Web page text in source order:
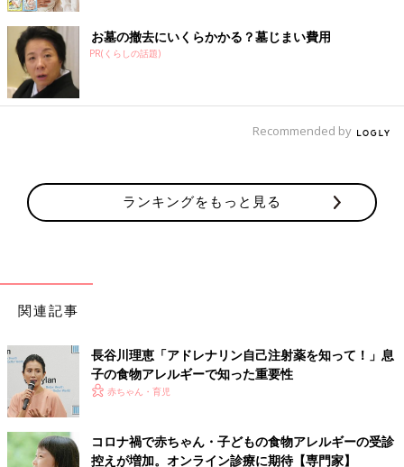
から数時間以内に複数の臓器や全身にあらわれる激しい急性（即
時型）のアレルギー反応のこと。
「アナフィラキシーショックは、アナフィラキシーによって血圧
の低下や意識障害を引き起こされたショック状態のことを指しま
しっかり打ち合わせを！
2012年東京都・調布市で粉チーズ入りのチヂミを食べた小学生
この事故を受け、アレルギー疾患のある子どもが集団生活を送る
前に園や学校に提出する、『学校生活管理指導表』が重要視され
「これは保護者が自己判断で記入するのではなく、医師が記入す
るもの。医師に記入を依頼するとき確認すべきポイントは3つあ
ります」（佐藤先生）
【1】園・学校に除去が必要と伝えるべき食材を確認
お墓の撤去にいくらかかる？墓じまい費用
PR(くらしの話題)
Recommended by
ランキングをもっと見る
関連記事
長谷川理恵「アドレナリン自己注射薬を知って！」息
子の食物アレルギーで知った重要性
赤ちゃん・育児
コロナ禍で赤ちゃん・子どもの食物アレルギーの受診
控えが増加。オンライン診療に期待【専門家】